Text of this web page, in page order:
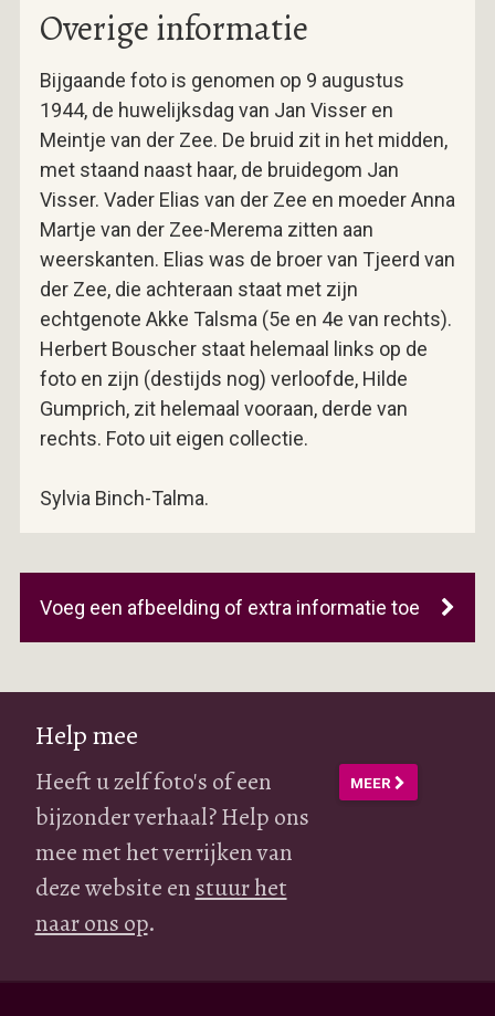
Overige informatie
Bijgaande foto is genomen op 9 augustus
1944, de huwelijksdag van Jan Visser en
Meintje van der Zee. De bruid zit in het midden,
met staand naast haar, de bruidegom Jan
Visser. Vader Elias van der Zee en moeder Anna
Martje van der Zee-Merema zitten aan
weerskanten. Elias was de broer van Tjeerd van
der Zee, die achteraan staat met zijn
echtgenote Akke Talsma (5e en 4e van rechts).
Herbert Bouscher staat helemaal links op de
foto en zijn (destijds nog) verloofde, Hilde
Gumprich, zit helemaal vooraan, derde van
rechts. Foto uit eigen collectie.
Sylvia Binch-Talma.
Voeg een afbeelding of extra informatie toe
Help mee
Heeft u zelf foto's of een
bijzonder verhaal? Help ons
mee met het verrijken van
deze website enstuur het
naar ons op.
MEER